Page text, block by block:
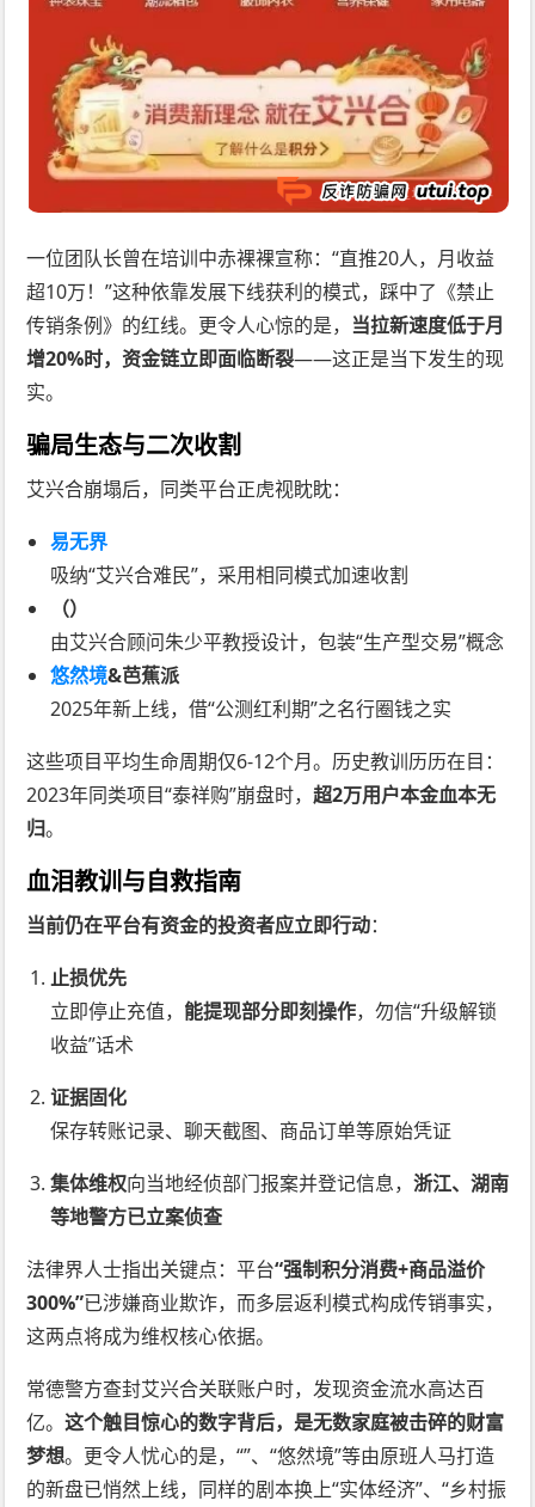
一位团队长曾在培训中赤裸裸宣称：“直推20人，月收益
超10万！”这种依靠发展下线获利的模式，踩中了《禁止
传销条例》的红线。更令人心惊的是， 当拉新速度低于月
增20%时，资金链立即面临断裂——这正是当下发生的现
实。
骗局生态与二次收割
艾兴合崩塌后，同类平台正虎视眈眈：
易无界
吸纳“艾兴合难民”，采用相同模式加速收割
（）
由艾兴合顾问朱少平教授设计，包装“生产型交易”概念
悠然境&芭蕉派
2025年新上线，借“公测红利期”之名行圈钱之实
这些项目平均生命周期仅6-12个月。历史教训历历在目：
2023年同类项目“泰祥购”崩盘时，超2万用户本金血本无
归。
血泪教训与自救指南
当前仍在平台有资金的投资者应立即行动：
止损优先
立即停止充值， 能提现部分即刻操作，勿信“升级解锁
收益”话术
证据固化
保存转账记录、聊天截图、商品订单等原始凭证
集体维权向当地经侦部门报案并登记信息， 浙江、湖南
等地警方已立案侦查
法律界人士指出关键点：平台“强制积分消费+商品溢价
300%”已涉嫌商业欺诈，而多层返利模式构成传销事实，
这两点将成为维权核心依据。
常德警方查封艾兴合关联账户时，发现资金流水高达百
亿。这个触目惊心的数字背后，是无数家庭被击碎的财富
梦想。更令人忧心的是，“”、“悠然境”等由原班人马打造
的新盘已悄然上线，同样的剧本换上“实体经济”、“乡村振